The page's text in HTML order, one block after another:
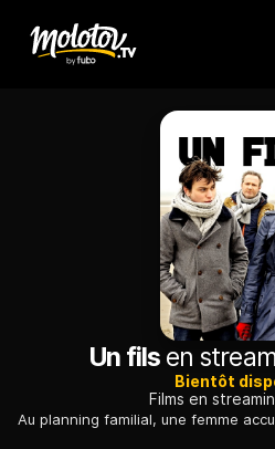
Un filsen
Bientôt
Films en